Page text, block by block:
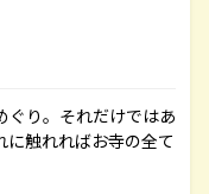
ぐり。それだけではあ
に触れればお寺の全て